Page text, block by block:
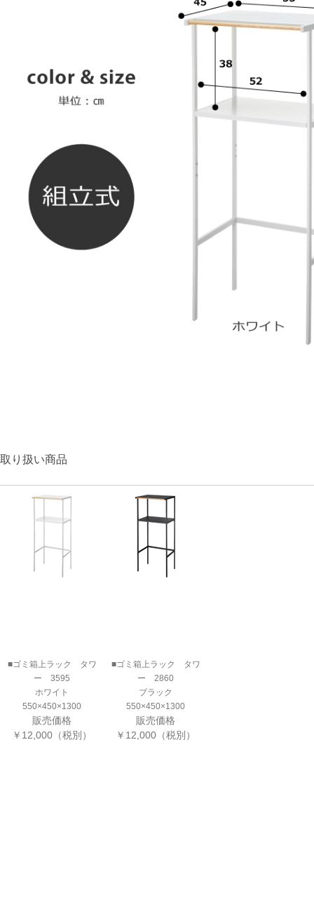
取り扱い商品
■ゴミ箱上ラック タワ
ー 3595
ホワイト
550×450×1300
販売価格
￥12,000（税別）
■ゴミ箱上ラック タワ
ー 2860
ブラック
550×450×1300
販売価格
￥12,000（税別）